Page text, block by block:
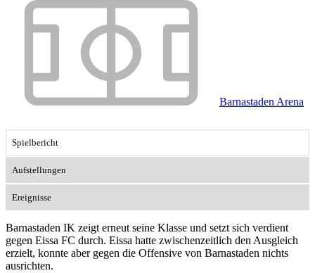
Barnastaden Arena
Spielbericht
Aufstellungen
Ereignisse
Barnastaden IK zeigt erneut seine Klasse und setzt sich verdient
gegen Eissa FC durch. Eissa hatte zwischenzeitlich den Ausgleich
erzielt, konnte aber gegen die Offensive von Barnastaden nichts
ausrichten.